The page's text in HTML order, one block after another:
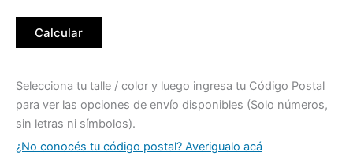
Calcular
Selecciona tu talle / color y luego ingresa tu Código Postal
para ver las opciones de envío disponibles (Solo números,
sin letras ni símbolos).
¿No conocés tu código postal? Averigualo acá